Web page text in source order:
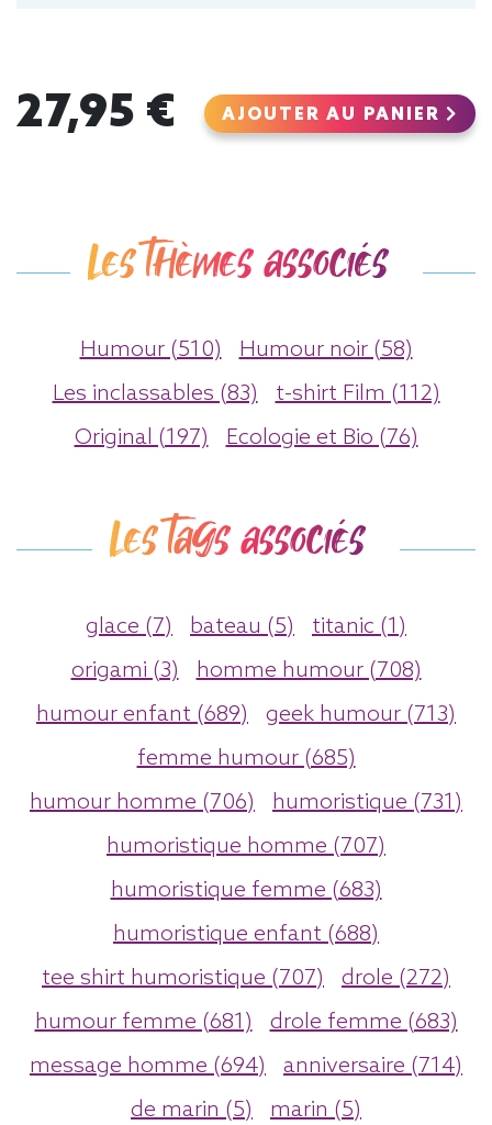
27,95 € AJOUTER AU PANIER
Les thèmes associés
Humour (510)
Humour noir (58)
Les inclassables (83)
t-shirt Film (112)
Original (197)
Ecologie et Bio (76)
Les tags associés
glace (7) bateau (5)
titanic (1)
origami (3)
homme humour (708)
humour enfant (689)
geek humour (713)
femme humour (685)
humour homme (706)
humoristique (731)
humoristique homme (707)
humoristique femme (683)
humoristique enfant (688)
tee shirt humoristique (707)
drole (272)
humour femme (681)
drole femme (683)
message homme (694)
anniversaire (714)
de marin (5)
marin (5)